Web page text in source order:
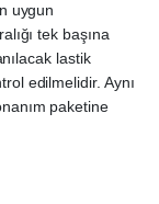
uygun
tek başına
lastik
edilmelidir. Aynı
paketine